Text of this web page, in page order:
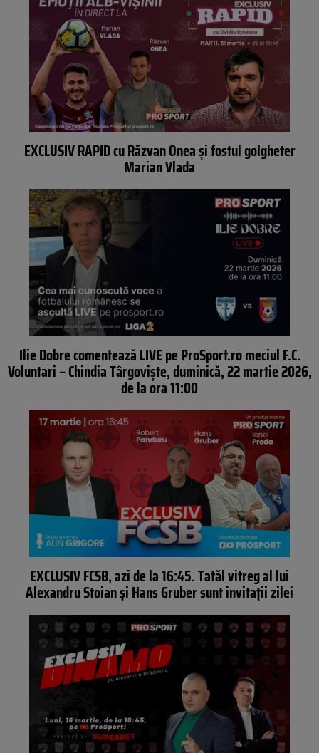
EXCLUSIV RAPID cu Răzvan Onea și fostul golgheter
Marian Vlada
Ilie Dobre comentează LIVE pe ProSport.ro meciul F.C.
Voluntari – Chindia Târgoviște, duminică, 22 martie 2026,
de la ora 11:00
EXCLUSIV FCSB, azi de la 16:45. Tatăl vitreg al lui
Alexandru Stoian și Hans Gruber sunt invitații zilei